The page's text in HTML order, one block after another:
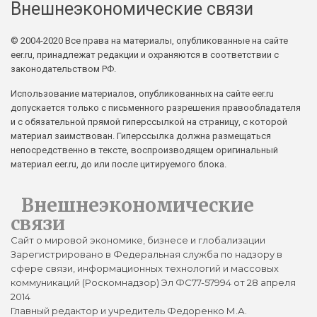
Внешнеэкономические связи
© 2004-2020 Все права на материалы, опубликованные на сайте
eer.ru, принадлежат редакции и охраняются в соответствии с
законодательством РФ.
Использование материалов, опубликованных на сайте eer.ru
допускается только с письменного разрешения правообладателя
и с обязательной прямой гиперссылкой на страницу, с которой
материал заимствован. Гиперссылка должна размещаться
непосредственно в тексте, воспроизводящем оригинальный
материал eer.ru, до или после цитируемого блока.
Внешнеэкономические
связи
Сайт о мировой экономике, бизнесе и глобализации
Зарегистрировано в Федеральная служба по надзору в
сфере связи, информационных технологий и массовых
коммуникаций (Роскомнадзор) Эл ФС77-57994 от 28 апреля
2014
Главный редактор и учредитель Федоренко М.А.